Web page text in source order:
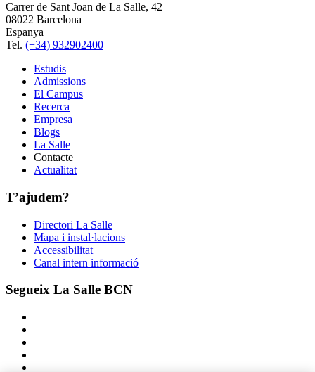
Carrer de Sant Joan de La Salle, 42
08022 Barcelona
Espanya
Tel. (+34) 932902400
Estudis
Admissions
El Campus
Recerca
Empresa
Blogs
La Salle
Contacte
Actualitat
T’ajudem?
Directori La Salle
Mapa i instal·lacions
Accessibilitat
Canal intern informació
Segueix La Salle BCN